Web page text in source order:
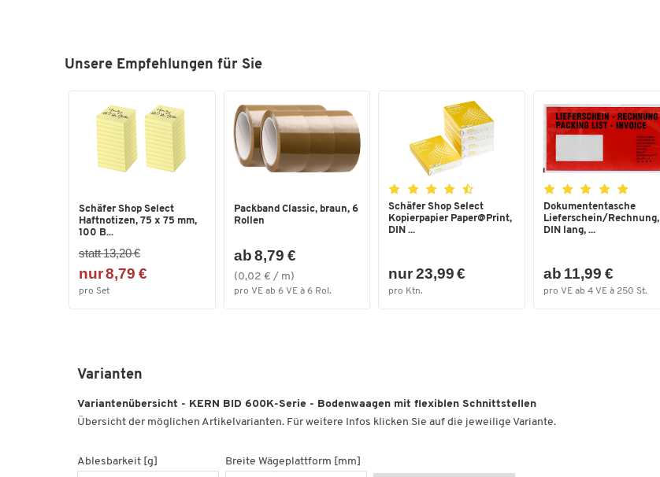
Tiefe Wägeplattform [mm] 1000
Waagentyp Bodenwaage
Wägebereich max. [kg] 600
Ziffernhöhe [mm] 25
Unsere Empfehlungen für Sie
Schäfer Shop Select
Haftnotizen, 75 x 75 mm,
100 B...
statt 13,20 €
nur 8,79 €
pro Set
Packband Classic, braun, 6
Rollen
ab 8,79 €
(0,02 € / m)
pro VE ab 6 VE à 6 Rol.
Schäfer Shop Select
Kopierpapier Paper@Print,
DIN ...
nur 23,99 €
pro Ktn.
Dokumententasche
Lieferschein/Rechnung,
DIN lang, ...
ab 11,99 €
pro VE ab 4 VE à 250 St.
Varianten
Variantenübersicht - KERN BID 600K-Serie - Bodenwaagen mit flexiblen Schnittstellen
Übersicht der möglichen Artikelvarianten. Für weitere Infos klicken Sie auf die jeweilige Variante.
Ablesbarkeit [g]
Breite Wägeplattform [mm]